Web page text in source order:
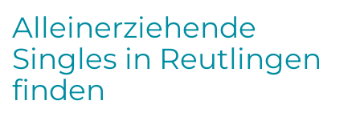
Alleinerziehende
Singles in Reutlingen
finden